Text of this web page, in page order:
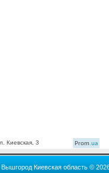
Киевская, 3 Prom.ua
Вышгород Киевская область ©